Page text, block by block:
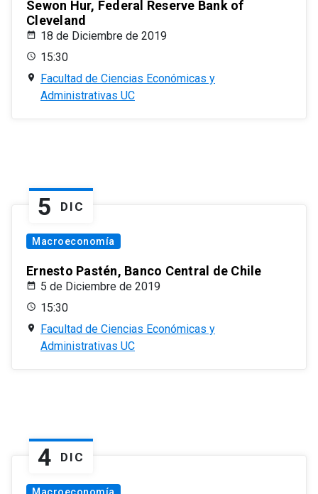
Sewon Hur, Federal Reserve Bank of
Cleveland
18 de Diciembre de 2019
15:30
Facultad de Ciencias Económicas y
Administrativas UC
5 DIC
Macroeconomía
Ernesto Pastén, Banco Central de Chile
5 de Diciembre de 2019
15:30
Facultad de Ciencias Económicas y
Administrativas UC
4 DIC